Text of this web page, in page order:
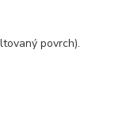
povrch).